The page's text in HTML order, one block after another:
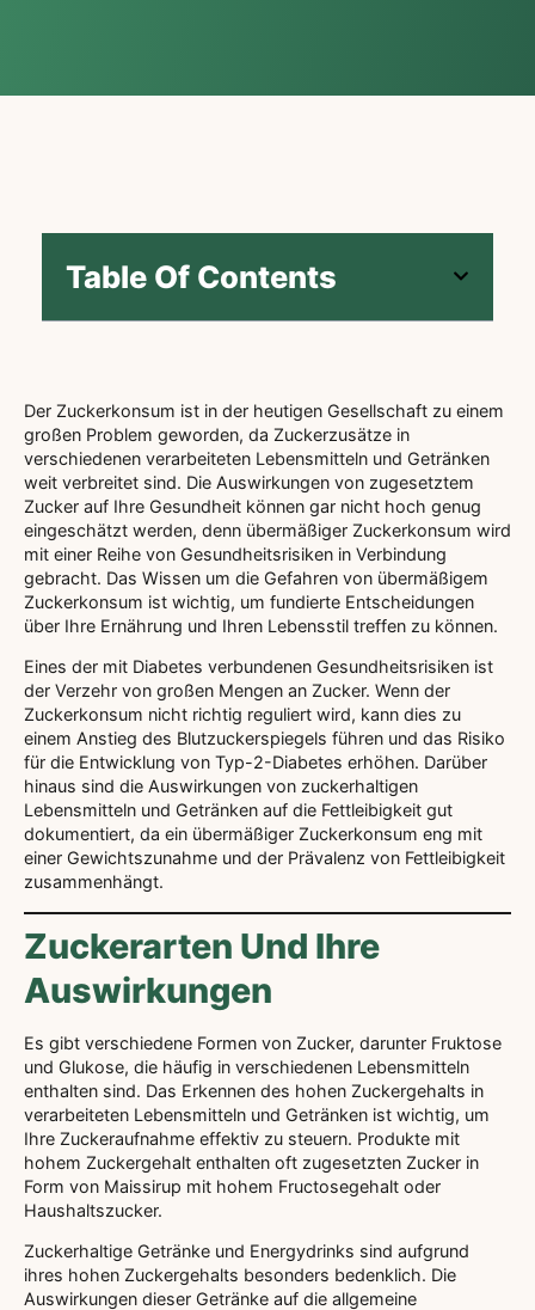
Table Of Contents
Der Zuckerkonsum ist in der heutigen Gesellschaft zu einem
großen Problem geworden, da Zuckerzusätze in
verschiedenen verarbeiteten Lebensmitteln und Getränken
weit verbreitet sind. Die Auswirkungen von zugesetztem
Zucker auf Ihre Gesundheit können gar nicht hoch genug
eingeschätzt werden, denn übermäßiger Zuckerkonsum wird
mit einer Reihe von Gesundheitsrisiken in Verbindung
gebracht. Das Wissen um die Gefahren von übermäßigem
Zuckerkonsum ist wichtig, um fundierte Entscheidungen
über Ihre Ernährung und Ihren Lebensstil treffen zu können.
Eines der mit Diabetes verbundenen Gesundheitsrisiken ist
der Verzehr von großen Mengen an Zucker. Wenn der
Zuckerkonsum nicht richtig reguliert wird, kann dies zu
einem Anstieg des Blutzuckerspiegels führen und das Risiko
für die Entwicklung von Typ-2-Diabetes erhöhen. Darüber
hinaus sind die Auswirkungen von zuckerhaltigen
Lebensmitteln und Getränken auf die Fettleibigkeit gut
dokumentiert, da ein übermäßiger Zuckerkonsum eng mit
einer Gewichtszunahme und der Prävalenz von Fettleibigkeit
zusammenhängt.
Zuckerarten Und Ihre
Auswirkungen
Es gibt verschiedene Formen von Zucker, darunter Fruktose
und Glukose, die häufig in verschiedenen Lebensmitteln
enthalten sind. Das Erkennen des hohen Zuckergehalts in
verarbeiteten Lebensmitteln und Getränken ist wichtig, um
Ihre Zuckeraufnahme effektiv zu steuern. Produkte mit
hohem Zuckergehalt enthalten oft zugesetzten Zucker in
Form von Maissirup mit hohem Fructosegehalt oder
Haushaltszucker.
Zuckerhaltige Getränke und Energydrinks sind aufgrund
ihres hohen Zuckergehalts besonders bedenklich. Die
Auswirkungen dieser Getränke auf die allgemeine